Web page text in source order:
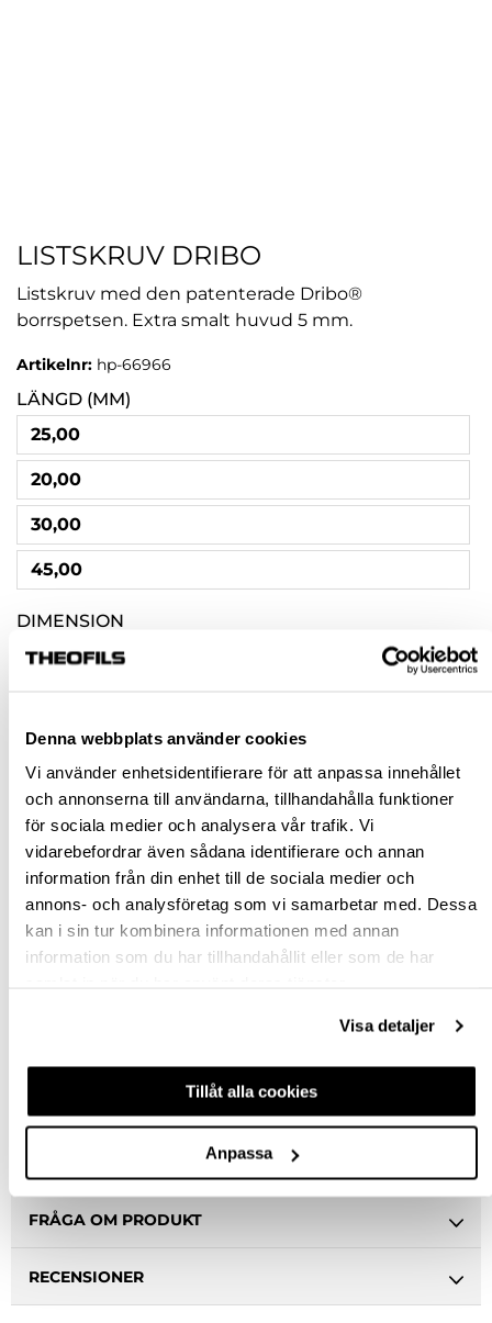
Denna webbplats använder cookies
Vi använder enhetsidentifierare för att anpassa innehållet
och annonserna till användarna, tillhandahålla funktioner
för sociala medier och analysera vår trafik. Vi
vidarebefordrar även sådana identifierare och annan
information från din enhet till de sociala medier och
annons- och analysföretag som vi samarbetar med. Dessa
kan i sin tur kombinera informationen med annan
information som du har tillhandahållit eller som de har
Visa detaljer
Tillåt alla cookies
Anpassa
LISTSKRUV DRIBO
Listskruv med den patenterade Dribo®
borrspetsen. Extra smalt huvud 5 mm.
Artikelnr: hp-66966
LÄNGD (MM)
25,00
20,00
30,00
45,00
DIMENSION
3,5
GULFÖRZINKAD
BLÅFÖRZINKAD
Rensa val
st
Ledande leverantör i Sverige
FRÅGA OM PRODUKT
RECENSIONER